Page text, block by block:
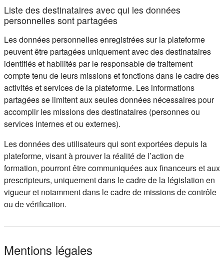
Liste des destinataires avec qui les données
personnelles sont partagées
Les données personnelles enregistrées sur la plateforme
peuvent être partagées uniquement avec des destinataires
identifiés et habilités par le responsable de traitement
compte tenu de leurs missions et fonctions dans le cadre des
activités et services de la plateforme. Les informations
partagées se limitent aux seules données nécessaires pour
accomplir les missions des destinataires (personnes ou
services internes et ou externes).
Les données des utilisateurs qui sont exportées depuis la
plateforme, visant à prouver la réalité de l’action de
formation, pourront être communiquées aux financeurs et aux
prescripteurs, uniquement dans le cadre de la législation en
vigueur et notamment dans le cadre de missions de contrôle
ou de vérification.
Mentions légales